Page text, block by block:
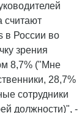
считают
в России во
зрения
8,7% ("Мне
28,7%
сотрудники
должности)", -